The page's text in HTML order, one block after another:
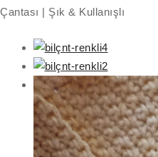
Çantası | Şık & Kullanışlı